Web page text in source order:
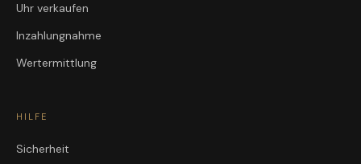
Uhr verkaufen
Inzahlungnahme
Wertermittlung
HILFE
Sicherheit